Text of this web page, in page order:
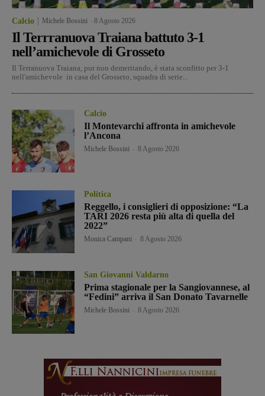
Calcio Michele Bossini 8 Agosto 2026
Il Terrranuova Traiana battuto 3-1
nell’amichevole di Grosseto
Il Terranuova Traiana, pur non demeritando, è stata sconfitto per 3-1
nell'amichevole in casa del Grosseto, squadra di serie...
Calcio
Il Montevarchi affronta in amichevole
l’Ancona
Michele Bossini 8 Agosto 2026
Politica
Reggello, i consiglieri di opposizione: “La
TARI 2026 resta più alta di quella del
2022”
Monica Campani 8 Agosto 2026
San Giovanni Valdarno
Prima stagionale per la Sangiovannese, al
“Fedini” arriva il San Donato Tavarnelle
Michele Bossini 8 Agosto 2026